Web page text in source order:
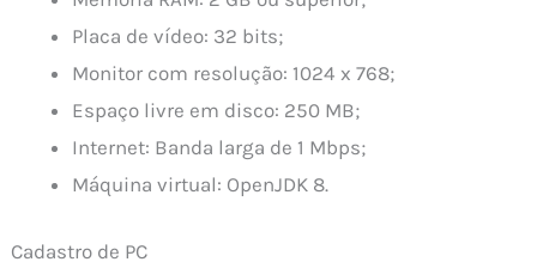
Placa de vídeo: 32 bits;
Monitor com resolução: 1024 x 768;
Espaço livre em disco: 250 MB;
Internet: Banda larga de 1 Mbps;
Máquina virtual: OpenJDK 8.
Cadastro de PC